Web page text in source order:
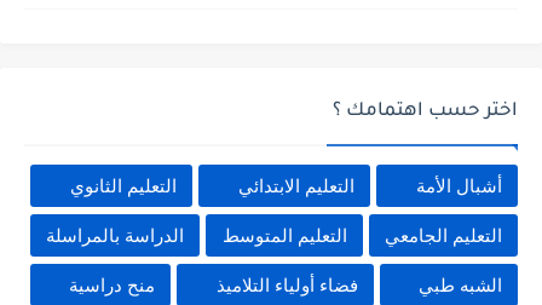
اختر حسب اهتمامك ؟
أشبال الأمة التعليم الابتدائي التعليم الثانوي
التعليم الجامعي التعليم المتوسط الدراسة بالمراسلة
الشبه طبي فضاء أولياء التلاميذ منح دراسية